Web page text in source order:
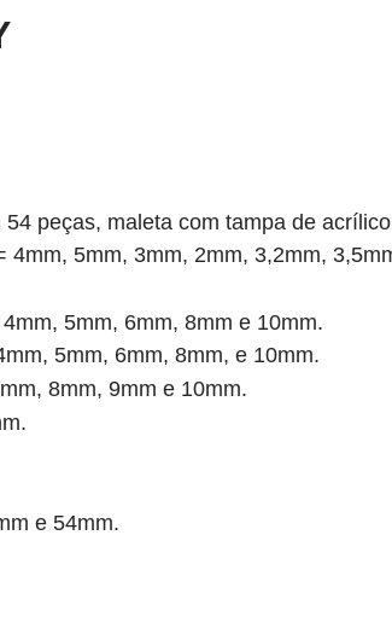
peças, maleta com tampa de
4mm, 5mm, 3mm, 2mm, 3,2mm,
5mm, 6mm, 8mm e 10mm.
5mm, 6mm, 8mm, e 10mm.
8mm, 9mm e 10mm.
e 54mm.